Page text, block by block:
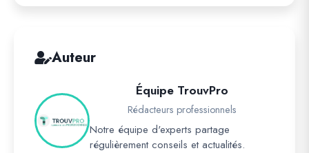
Auteur
Équipe TrouvPro
Rédacteurs professionnels
Notre équipe d'experts partage
régulièrement conseils et actualités.